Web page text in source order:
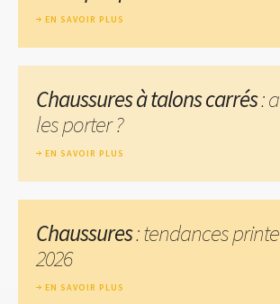
EN SAVOIR PLUS
Chaussures à talons carrés:
les porter ?
EN SAVOIR PLUS
Chaussures: tendances
2026
EN SAVOIR PLUS